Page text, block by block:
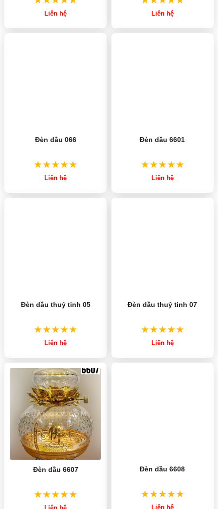
Liên hệ Liên hệ
Đèn dầu 066
Liên hệ
Đèn dầu 6601
Liên hệ
Đèn dầu thuỷ tinh 05
Liên hệ
Đèn dầu thuỷ tinh 07
Liên hệ
Đèn dầu 6607
Liên hệ
Đèn dầu 6608
Liên hệ